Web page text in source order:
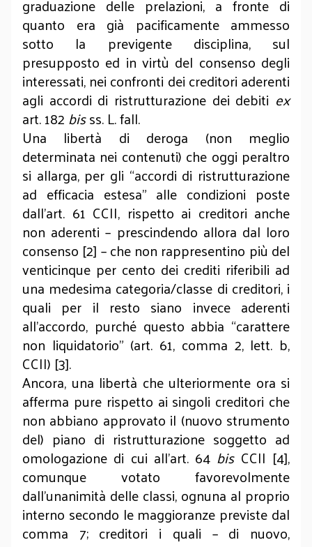
graduazione delle prelazioni, a fronte di
quanto era già pacificamente ammesso
sotto la previgente disciplina, sul
presupposto ed in virtù del consenso degli
interessati, nei confronti dei creditori aderenti
agli accordi di ristrutturazione dei debiti ex
art. 182bisss. L. fall.
Una libertà di deroga (non meglio
determinata nei contenuti) che oggi peraltro
si allarga, per gli “accordi di ristrutturazione
ad efficacia estesa” alle condizioni poste
dall’art. 61 CCII, rispetto ai creditori anche
non aderenti – prescindendo allora dal loro
consenso [2]– che non rappresentino più del
venticinque per cento dei crediti riferibili ad
una medesima categoria/classe di creditori, i
quali per il resto siano invece aderenti
all’accordo, purché questo abbia “carattere
non liquidatorio” (art. 61, comma 2, lett. b,
CCII) [3].
Ancora, una libertà che ulteriormente ora si
afferma pure rispetto ai singoli creditori che
non abbiano approvato il (nuovo strumento
del) piano di ristrutturazione soggetto ad
omologazione di cui all’art. 64 bisCCII [4],
comunque votato favorevolmente
dall’unanimità delle classi, ognuna al proprio
interno secondo le maggioranze previste dal
comma 7; creditori i quali – di nuovo,